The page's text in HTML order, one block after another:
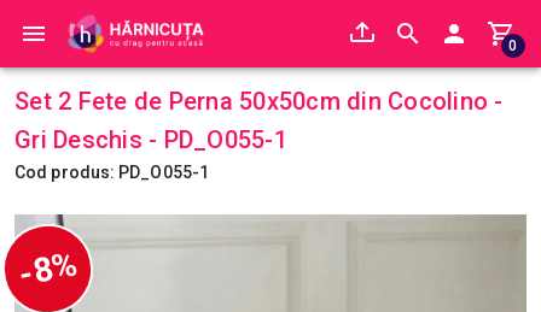
0
Set 2 Fete de Perna 50x50cm din Cocolino -
Gri Deschis - PD_O055-1
Cod produs: PD_O055-1
-8%